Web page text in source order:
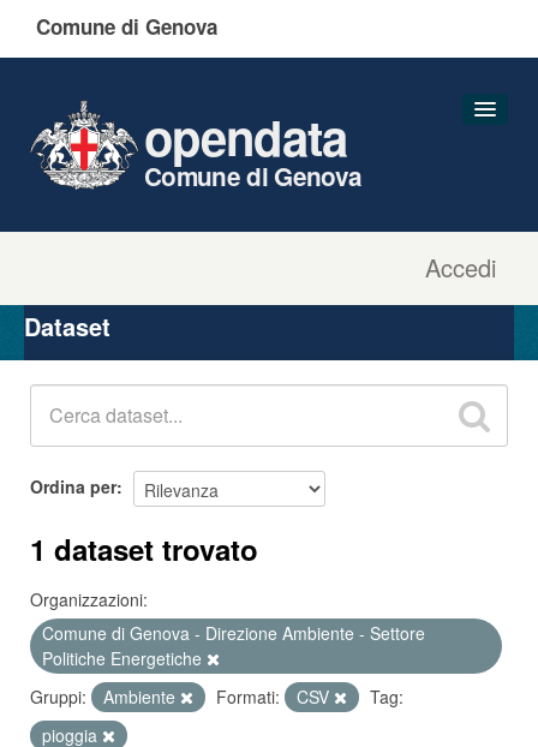
Comune di Genova
Accedi
opendata
Comune di Genova
Organizzazioni
Gruppi
Dataset
Ordina per
1 dataset trovato
Organizzazioni:
Comune di Genova - Direzione Ambiente - Settore
Politiche Energetiche
Gruppi:
Ambiente Formati: CSV
Tag:
pioggia